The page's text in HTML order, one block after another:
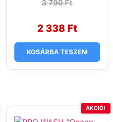
3 790Ft
Original
3
790 Ft.
2 338 Ft
Current
2
338 Ft.
KOSÁRBA TESZEM
AKCIÓ!